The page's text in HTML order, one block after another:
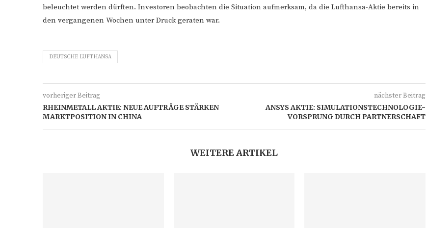
beleuchtet werden dürften. Investoren beobachten die Situation aufmerksam, da die Lufthansa-Aktie bereits in
den vergangenen Wochen unter Druck geraten war.
DEUTSCHE LUFTHANSA
vorheriger Beitrag
RHEINMETALL AKTIE: NEUE AUFTRÄGE STÄRKEN
MARKTPOSITION IN CHINA
nächster Beitrag
ANSYS AKTIE: SIMULATIONSTECHNOLOGIE-
VORSPRUNG DURCH PARTNERSCHAFT
WEITERE ARTIKEL